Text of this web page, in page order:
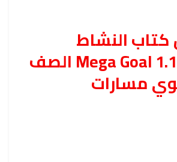
النشاط
الإنجليزي Mega Goal 1.1 الصف
مسارات